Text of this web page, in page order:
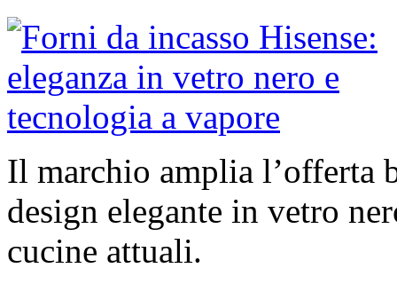
Il marchio amplia l’offerta
design elegante in vetro
cucine attuali.